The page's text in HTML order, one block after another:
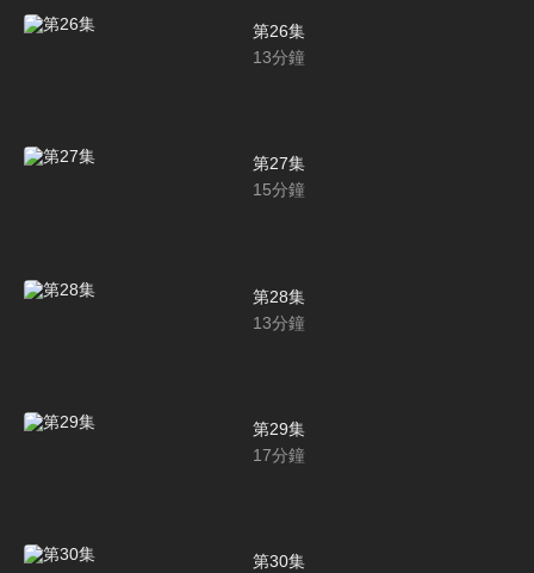
第26集
13分鐘
第27集
15分鐘
第28集
13分鐘
第29集
17分鐘
第30集